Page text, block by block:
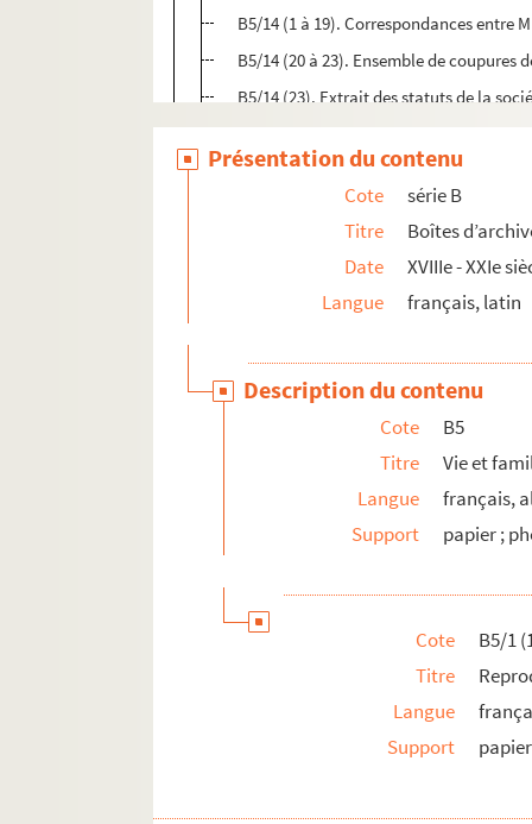
B5/14 (1 à 19). Correspondances entre
B5/14 (20 à 23). Ensemble de coupures
B5/14 (23). Extrait des statuts de la
B12. Pièces concernant l'iconographie
B13. Pièces concernant l'iconographie
B14. Pièces concernant l'iconographie
B15. Pièces concernant l'iconographie
B16. Pièces concernant l'iconographie
B17. Pièces diverses concernant Fénelon
B19. Oeuvres et bibliographies autour de
B20. Oeuvres et bibliographies autour
B21. Pièces concernant l'Académie
BB22. Pièces concernant l'iconographie
Présentation du contenu
Cote
série B
Titre
Boîtes
Date
XVIIIe - XXIe
Langue
français, latin
Description du contenu
Cote
B5
Titre
Vie et
Langue
français,
Support
papier ;
Cote
B5/1
Titre
Langue
Support
papier